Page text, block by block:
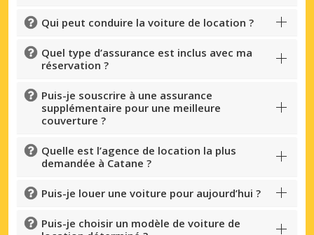
Qui peut conduire la voiture de location ?
Quel type d’assurance est inclus avec ma
réservation ?
Puis-je souscrire à une assurance
supplémentaire pour une meilleure
couverture ?
Quelle est l’agence de location la plus
demandée à Catane ?
Puis-je louer une voiture pour aujourd’hui ?
Puis-je choisir un modèle de voiture de